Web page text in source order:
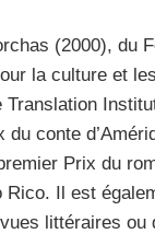
(2000), du
la culture et
Translation
conte
Prix du
Il est
littéraires ou